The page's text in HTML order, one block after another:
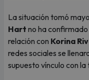
La situación tomó
Hart no ha
relación con Korina
redes sociales se
supuesto vínculo con